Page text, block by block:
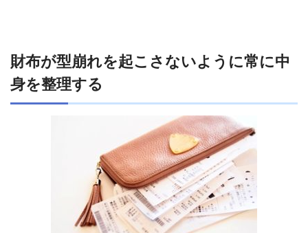
財布が型崩れを起こさないように常に中
身を整理する